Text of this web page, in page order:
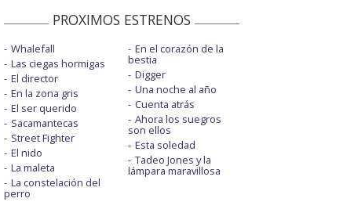
PROXIMOS ESTRENOS
Whalefall
Las ciegas hormigas
El director
En la zona gris
El ser querido
Sacamantecas
Street Fighter
El nido
La maleta
La constelación del
perro
En el corazón de la
bestia
Digger
Una noche al año
Cuenta atrás
Ahora los suegros
son ellos
Esta soledad
Tadeo Jones y la
lámpara maravillosa